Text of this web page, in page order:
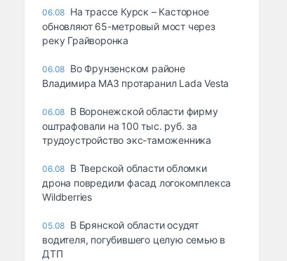
06.08 На трассе Курск – Касторное
обновляют 65-метровый мост через
реку Грайворонка
06.08 Во Фрунзенском районе
Владимира МАЗ протаранил Lada Vesta
06.08 В Воронежской области фирму
оштрафовали на 100 тыс. руб. за
трудоустройство экс-таможенника
06.08 В Тверской области обломки
дрона повредили фасад логокомплекса
Wildberries
05.08 В Брянской области осудят
водителя, погубившего целую семью в
ДТП